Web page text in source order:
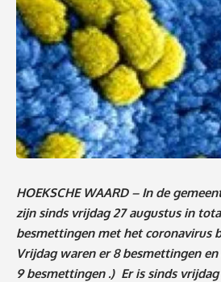
HOEKSCHE WAARD – In de
zijn sinds vrijdag 27 augustus in
besmettingen met het coronavirus
Vrijdag waren er 8 besmettingen
9 besmettingen .) Er is sinds